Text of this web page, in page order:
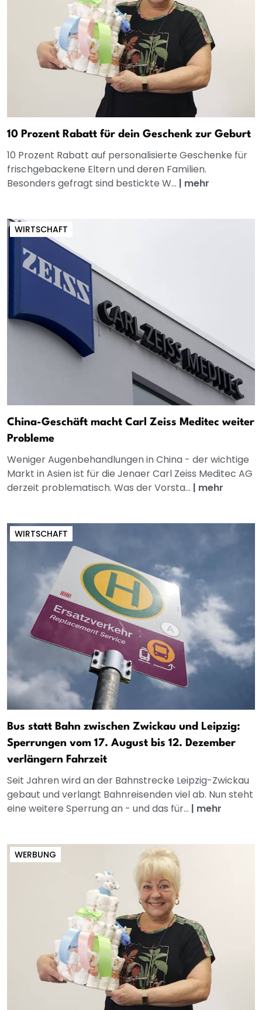
10 Prozent Rabatt für dein Geschenk zur Geburt
10 Prozent Rabatt auf personalisierte Geschenke für
frischgebackene Eltern und deren Familien.
Besonders gefragt sind bestickte W... | mehr
WIRTSCHAFT
China-Geschäft macht Carl Zeiss Meditec weiter
Probleme
Weniger Augenbehandlungen in China - der wichtige
Markt in Asien ist für die Jenaer Carl Zeiss Meditec AG
derzeit problematisch. Was der Vorsta... | mehr
WIRTSCHAFT
Bus statt Bahn zwischen Zwickau und Leipzig:
Sperrungen vom 17. August bis 12. Dezember
verlängern Fahrzeit
Seit Jahren wird an der Bahnstrecke Leipzig-Zwickau
gebaut und verlangt Bahnreisenden viel ab. Nun steht
eine weitere Sperrung an - und das für... | mehr
WERBUNG